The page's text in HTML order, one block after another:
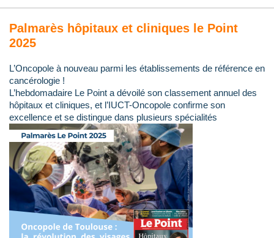
Palmarès hôpitaux et cliniques le Point
2025
L’Oncopole à nouveau parmi les établissements de référence en
cancérologie !
L’hebdomadaire Le Point a dévoilé son classement annuel des
hôpitaux et cliniques, et l’IUCT-Oncopole confirme son
excellence et se distingue dans plusieurs spécialités